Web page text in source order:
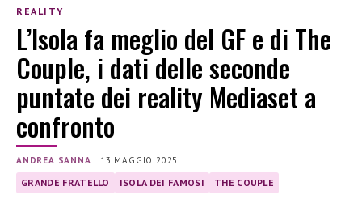
REALITY
L’Isola fa meglio del GF e di The
Couple, i dati delle seconde
puntate dei reality Mediaset a
confronto
ANDREA SANNA | 13 MAGGIO 2025
GRANDE FRATELLO ISOLA DEI FAMOSI THE COUPLE